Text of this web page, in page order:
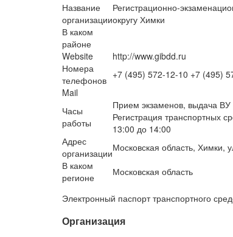
Название
организации
Регистрационно-
округу Химки
В каком
районе
Website
http://www.gibdd.ru
Номера
телефонов +7 (495) 572-12-10 +7 (495)
Mail
Часы
работы
Прием экзаменов, выдача ВУ
Регистрация транспортных
13:00 до 14:00
Адрес
организацииМосковская область, Химки,
В каком
регионе
Московская область
Электронный паспорт транспортного
Организация